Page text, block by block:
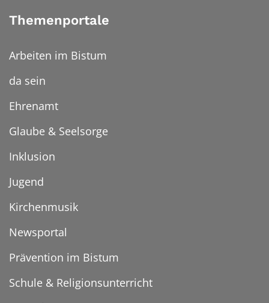
Themenportale
Arbeiten im Bistum
da sein
Ehrenamt
Glaube & Seelsorge
Inklusion
Jugend
Kirchenmusik
Newsportal
Prävention im Bistum
Schule & Religionsunterricht